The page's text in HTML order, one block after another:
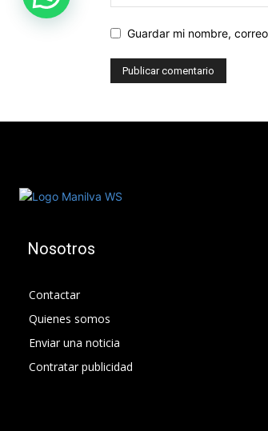
Guardar mi nombre,
Nosotros
Contactar
Quienes somos
Enviar una noticia
Contratar publicidad